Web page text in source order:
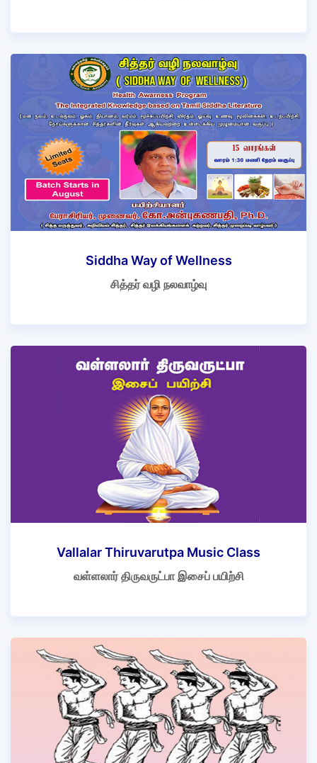
Siddha Way of Wellness
சித்தர் வழி நலவாழ்வு
Vallalar Thiruvarutpa Music Class
வள்ளலார் திருவருட்பா இசைப் பயிற்சி